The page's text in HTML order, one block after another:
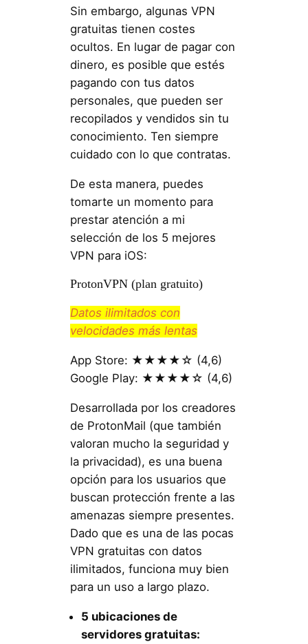
Sin embargo, algunas VPN
gratuitas tienen costes
ocultos. En lugar de pagar con
dinero, es posible que estés
pagando con tus datos
personales, que pueden ser
recopilados y vendidos sin tu
conocimiento. Ten siempre
cuidado con lo que contratas.
De esta manera, puedes
tomarte un momento para
prestar atención a mi
selección de los 5 mejores
VPN para iOS:
ProtonVPN (plan gratuito)
Datos ilimitados con
velocidades más lentas
App Store: ★★★★☆ (4,6)
Google Play: ★★★★☆ (4,6)
Desarrollada por los creadores
de ProtonMail (que también
valoran mucho la seguridad y
la privacidad), es una buena
opción para los usuarios que
buscan protección frente a las
amenazas siempre presentes.
Dado que es una de las pocas
VPN gratuitas con datos
ilimitados, funciona muy bien
para un uso a largo plazo.
5 ubicaciones de
servidores gratuitas: